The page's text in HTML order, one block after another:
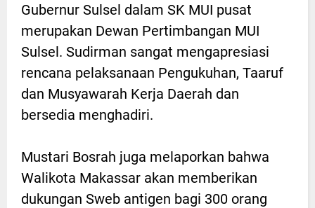
Gubernur Sulsel dalam SK MUI pusat
merupakan Dewan Pertimbangan MUI
Sulsel. Sudirman sangat mengapresiasi
rencana pelaksanaan Pengukuhan, Taaruf
dan Musyawarah Kerja Daerah dan
bersedia menghadiri.
Mustari Bosrah juga melaporkan bahwa
Walikota Makassar akan memberikan
dukungan Sweb antigen bagi 300 orang